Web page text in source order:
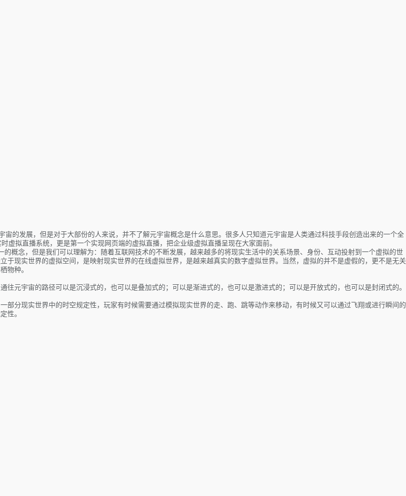
的发展，但是对于大部份的人来说，并不了解元宇宙概念是什么意思。很多人只知道元宇宙是人类通过科技手段创造出来的一个全
拟直播系统，更是第一个实现网页端的虚拟直播，把企业级虚拟直播呈现在大家面前。
概念，但是我们可以理解为：随着互联网技术的不断发展，越来越多的将现实生活中的关系场景、身份、互动投射到一个虚拟的世
现实世界的虚拟空间，是映射现实世界的在线虚拟世界，是越来越真实的数字虚拟世界。当然，虚拟的并不是虚假的，更不是无关
物种。
元宇宙的路径可以是沉浸式的，也可以是叠加式的；可以是渐进式的，也可以是激进式的；可以是开放式的，也可以是封闭式的。
分现实世界中的时空规定性，玩家有时候需要通过模拟现实世界的走、跑、跳等动作来移动，有时候又可以通过飞翔或进行瞬间的
性。